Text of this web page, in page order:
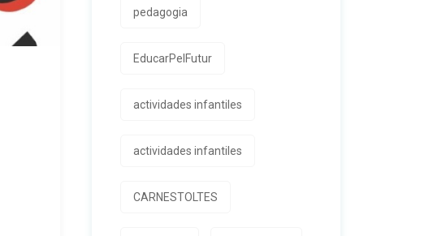
pedagogia
EducarPelFutur
actividades infantiles
actividades infantiles
CARNESTOLTES